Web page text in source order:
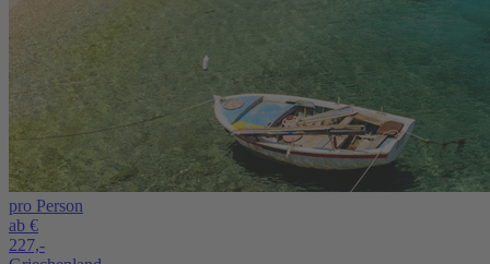
pro Person
ab €
227,-